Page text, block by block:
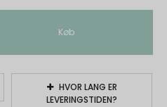
Køb
HVOR LANG ER
LEVERINGSTIDEN?